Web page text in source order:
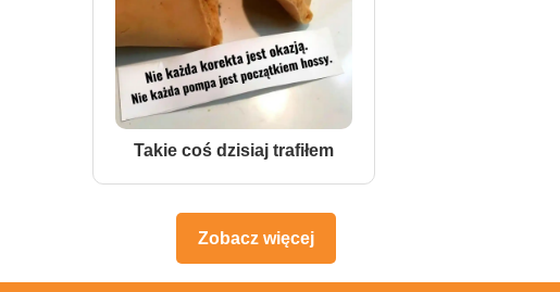
Takie coś dzisiaj trafiłem
Zobacz więcej